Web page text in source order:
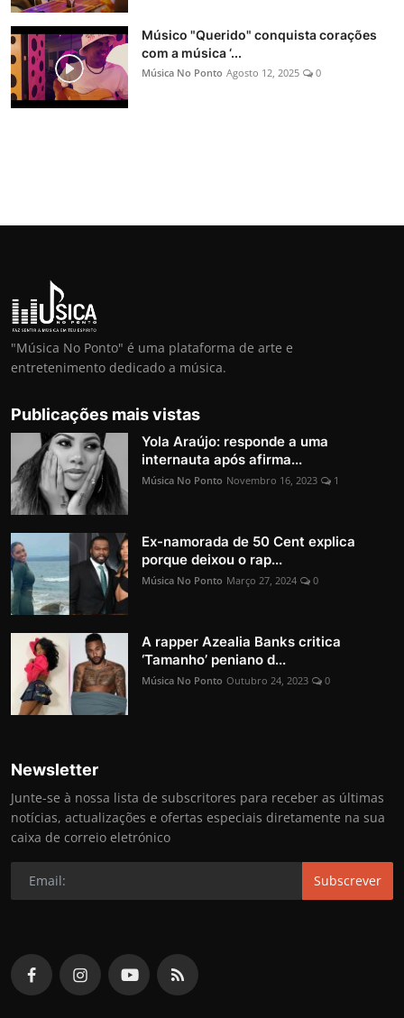
Músico "Querido" conquista corações
com a música ‘...
Música No Ponto Agosto 12, 2025 0
"Música No Ponto" é uma plataforma de arte e
entretenimento dedicado a música.
Publicações mais vistas
Yola Araújo: responde a uma
internauta após afirma...
Música No Ponto Novembro 16, 2023 1
Ex-namorada de 50 Cent explica
porque deixou o rap...
Música No Ponto Março 27, 2024 0
A rapper Azealia Banks critica
‘Tamanho’ peniano d...
Música No Ponto Outubro 24, 2023 0
Newsletter
Junte-se à nossa lista de subscritores para receber as últimas
notícias, actualizações e ofertas especiais diretamente na sua
caixa de correio eletrónico
Subscrever